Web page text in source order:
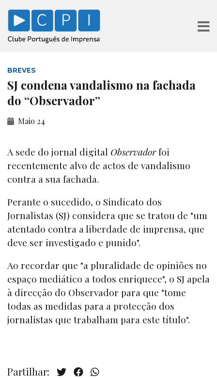
BREVES
SJ condena vandalismo na fachada
do “Observador”
Maio 24
A sede do jornal digital Observadorfoi
recentemente alvo de actos de vandalismo
contra a sua fachada.
Perante o sucedido, o Sindicato dos
Jornalistas (SJ) considera que se tratou de "um
atentado contra a liberdade de imprensa, que
deve ser investigado e punido".
Ao recordar que "a pluralidade de opiniões no
espaço mediático a todos enriquece", o SJ apela
à direcção do Observador para que "tome
todas as medidas para a protecção dos
jornalistas que trabalham para este título".
Partilhar: